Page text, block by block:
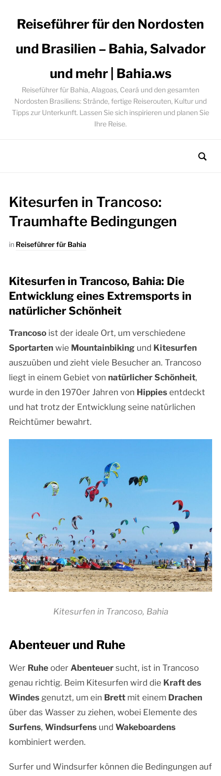
Reiseführer für den Nordosten
und Brasilien – Bahia, Salvador
und mehr | Bahia.ws
Reiseführer für Bahia, Alagoas, Ceará und den gesamten
Nordosten Brasiliens: Strände, fertige Reiserouten, Kultur und
Tipps zur Unterkunft. Lassen Sie sich inspirieren und planen Sie
Ihre Reise.
Kitesurfen in Trancoso:
Traumhafte Bedingungen
in Reiseführer für Bahia
Kitesurfen in Trancoso, Bahia: Die
Entwicklung eines Extremsports in
natürlicher Schönheit
Trancosoist der ideale Ort, um verschiedene
Sportartenwie Mountainbikingund Kitesurfen
auszuüben und zieht viele Besucher an. Trancoso
liegt in einem Gebiet von natürlicher Schönheit,
wurde in den 1970er Jahren von Hippiesentdeckt
und hat trotz der Entwicklung seine natürlichen
Reichtümer bewahrt.
Kitesurfen in Trancoso, Bahia
Abenteuer und Ruhe
Wer Ruheoder Abenteuersucht, ist in Trancoso
genau richtig. Beim Kitesurfen wird die Kraft des
Windesgenutzt, um ein Brettmit einem Drachen
über das Wasser zu ziehen, wobei Elemente des
Surfens, Windsurfensund Wakeboardens
kombiniert werden.
Surfer und Windsurfer können die Bedingungen auf